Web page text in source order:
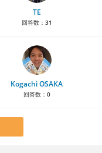
TE
回答数： 31
Kogachi OSAKA
回答数： 0